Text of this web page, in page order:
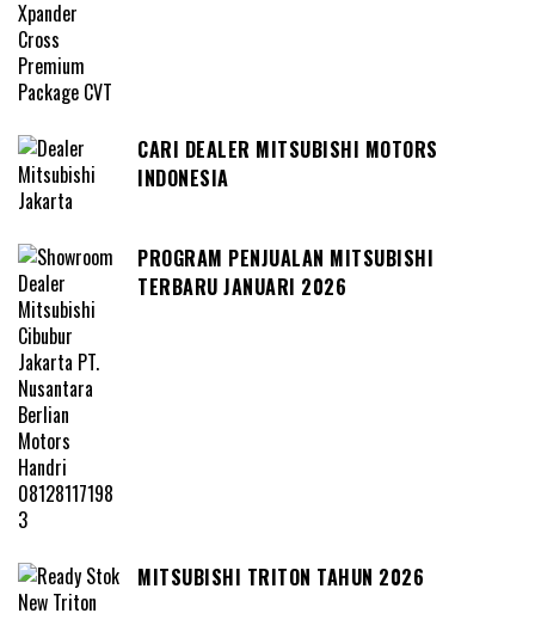
CARI DEALER MITSUBISHI MOTORS
INDONESIA
PROGRAM PENJUALAN MITSUBISHI
TERBARU JANUARI 2026
MITSUBISHI TRITON TAHUN 2026